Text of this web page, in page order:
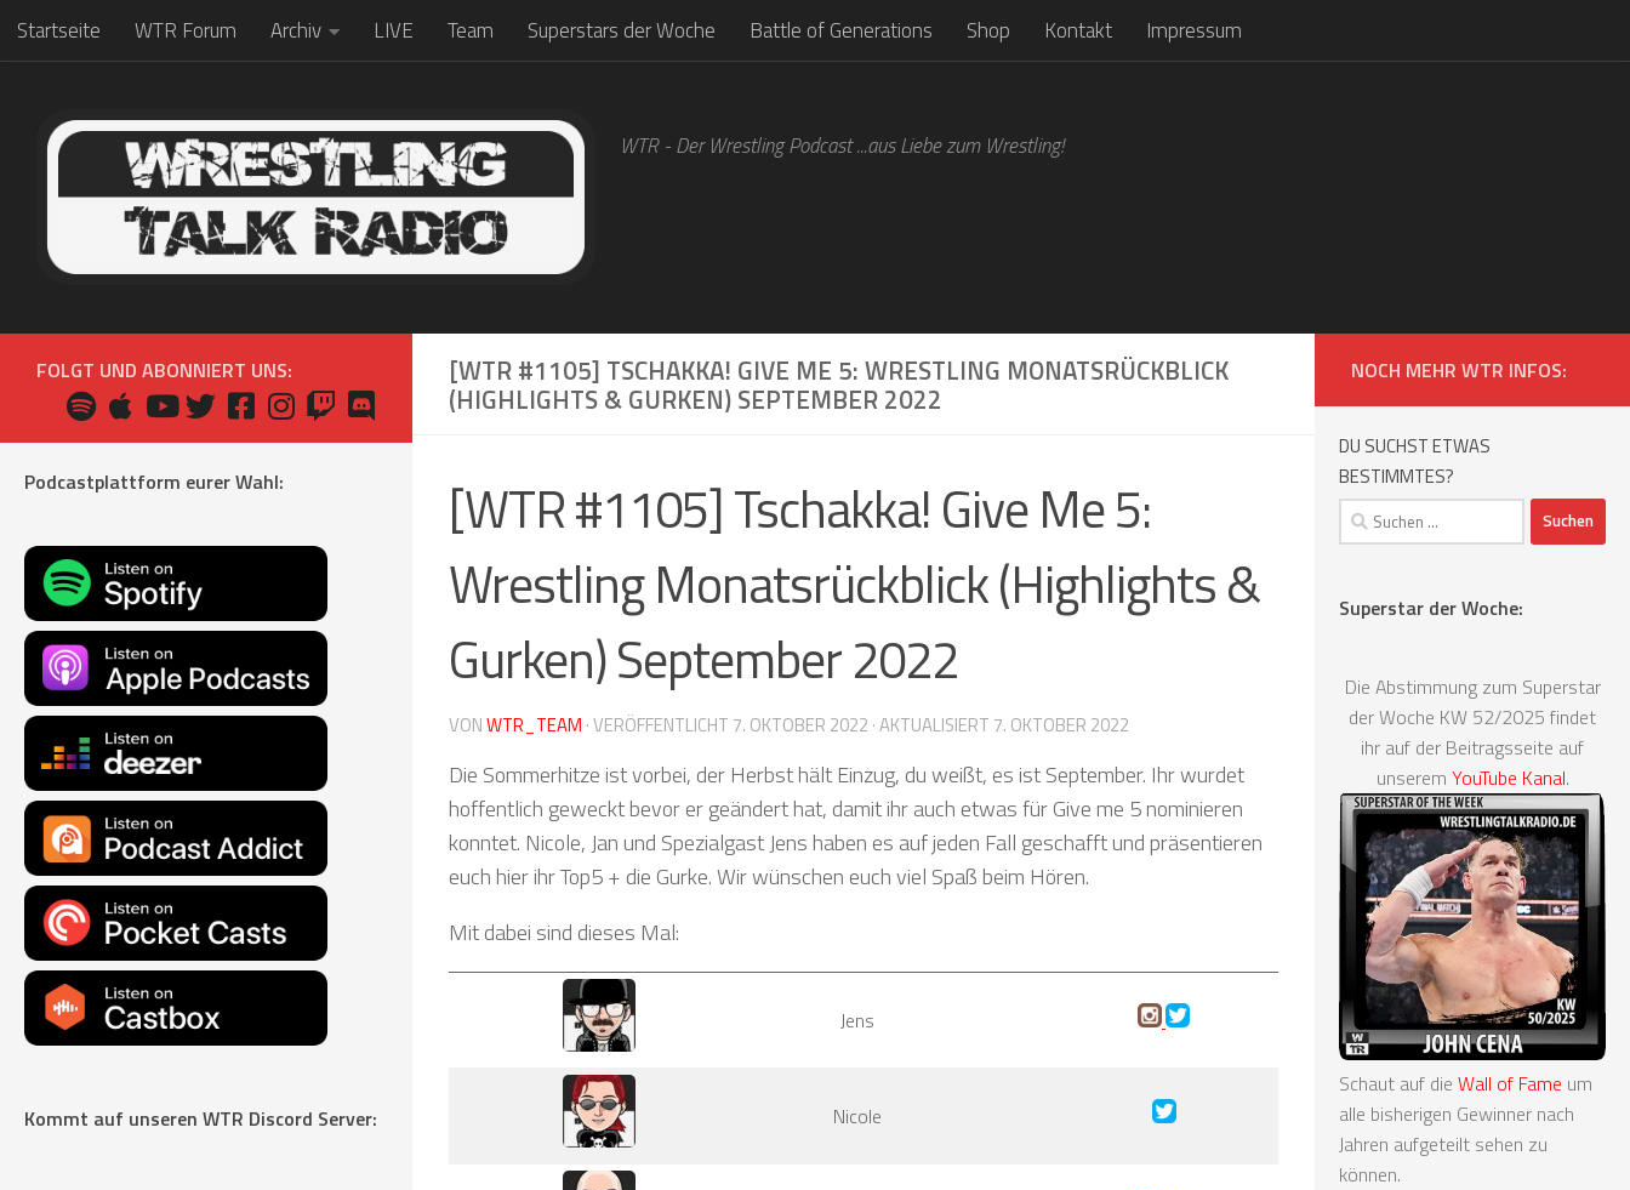
Zum Inhalt springen
Startseite WTR Forum Archiv LIVE Team Superstars der Woche Battle of Generations Shop Kontakt Impressum
WTR - Der Wrestling Podcast ...aus Liebe zum Wrestling!
[WTR #1105] TSCHAKKA! GIVE ME 5: WRESTLING MONATSRÜCKBLICK
(HIGHLIGHTS & GURKEN) SEPTEMBER 2022
[WTR #1105] Tschakka! Give Me 5:
Wrestling Monatsrückblick (Highlights &
Gurken) September 2022
VONWTR_TEAM · VERÖFFENTLICHT 7. OKTOBER 2022 · AKTUALISIERT 7. OKTOBER 2022
Die Sommerhitze ist vorbei, der Herbst hält Einzug, du weißt, es ist September. Ihr wurdet
hoffentlich geweckt bevor er geändert hat, damit ihr auch etwas für Give me 5 nominieren
konntet. Nicole, Jan und Spezialgast Jens haben es auf jeden Fall geschafft und präsentieren
euch hier ihr Top5 + die Gurke. Wir wünschen euch viel Spaß beim Hören.
Mit dabei sind dieses Mal:
Jens
Nicole
FOLGT UND ABONNIERT UNS:
Podcastplattform eurer Wahl:
Kommt auf unseren WTR Discord Server:
NOCH MEHR WTR INFOS:
DU SUCHST ETWAS
BESTIMMTES?
Suchen
nach:
Superstar der Woche:
Die Abstimmung zum Superstar
der Woche KW 52/2025 findet
ihr auf der Beitragsseite auf
unserem YouTube Kanal.
Schaut auf die Wall of Fame um
alle bisherigen Gewinner nach
Jahren aufgeteilt sehen zu
können.